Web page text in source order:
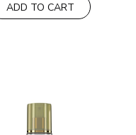
ADD TO CART